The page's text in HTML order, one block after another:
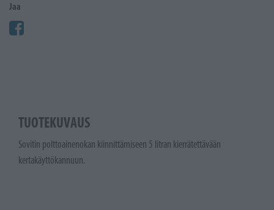
Jaa
TUOTEKUVAUS
Sovitin polttoainenokan kiinnittämiseen 5 litran kierrätettävään
kertakäyttökannuun.